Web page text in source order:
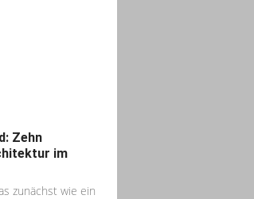
Zehn
im
zunächst wie ein